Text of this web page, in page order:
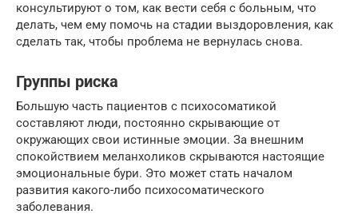
консультируют о том, как вести себя с больным, что
делать, чем ему помочь на стадии выздоровления, как
сделать так, чтобы проблема не вернулась снова.
Группы риска
Большую часть пациентов с психосоматикой
составляют люди, постоянно скрывающие от
окружающих свои истинные эмоции. За внешним
спокойствием меланхоликов скрываются настоящие
эмоциональные бури. Это может стать началом
развития какого-либо психосоматического
заболевания.